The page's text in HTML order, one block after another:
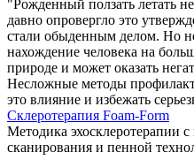
"Рожденный ползать летать
давно опровергло это
стали обыденным делом. Но
нахождение человека на
природе и может оказать
Несложные методы
это влияние и избежать
Склеротерапия Foam-Form
Методика эхосклеротерапии
сканирования и пенной